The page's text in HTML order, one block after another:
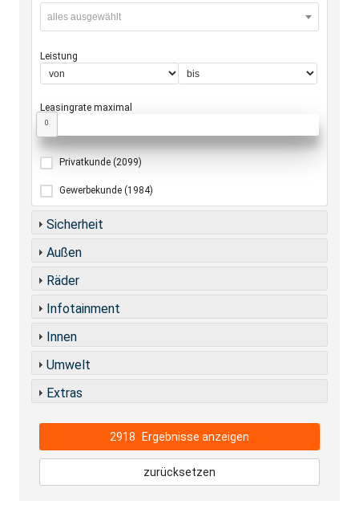
alles ausgewählt
Leistung
Leasingrate maximal
0
Privatkunde (2099)
Gewerbekunde (1984)
Sicherheit
Außen
Räder
Infotainment
Innen
Umwelt
Extras
2918 Ergebnisse anzeigen
zurücksetzen